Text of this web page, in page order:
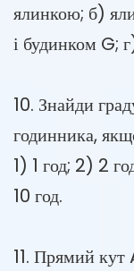
ялинкою; б)
і будинком G;
10. Знайди
годинника,
1) 1 год; 2) 2
10 год.
11. Прямий